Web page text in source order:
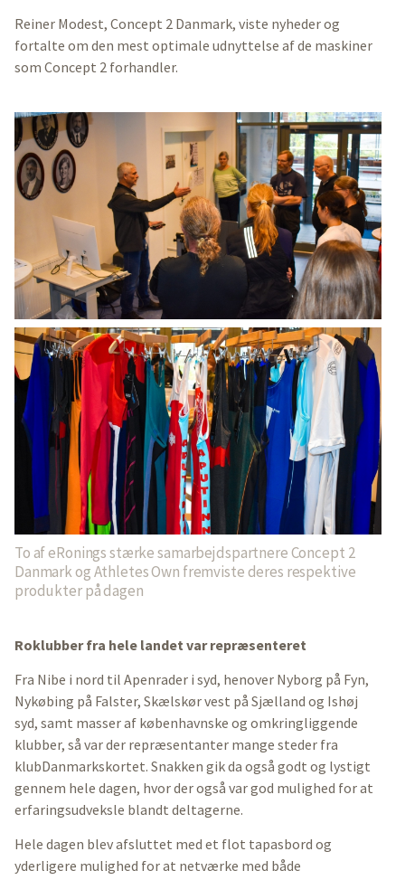
Reiner Modest, Concept 2 Danmark, viste nyheder og
fortalte om den mest optimale udnyttelse af de maskiner
som Concept 2 forhandler.
To af eRonings stærke samarbejdspartnere Concept 2
Danmark og Athletes Own fremviste deres respektive
produkter på dagen
Roklubber fra hele landet var repræsenteret
Fra Nibe i nord til Apenrader i syd, henover Nyborg på Fyn,
Nykøbing på Falster, Skælskør vest på Sjælland og Ishøj
syd, samt masser af københavnske og omkringliggende
klubber, så var der repræsentanter mange steder fra
klubDanmarkskortet. Snakken gik da også godt og lystigt
gennem hele dagen, hvor der også var god mulighed for at
erfaringsudveksle blandt deltagerne.
Hele dagen blev afsluttet med et flot tapasbord og
yderligere mulighed for at netværke med både